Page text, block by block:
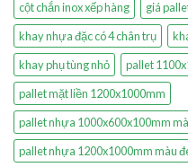
cột chắn inox xếp hàng
giá
khay nhựa đặc có 4 chân trụ
khay phụ tùng nhỏ
pallet
pallet mặt liền 1200x1000mm
pallet nhựa 1000x600x100mm
pallet nhựa 1200x1000mm màu